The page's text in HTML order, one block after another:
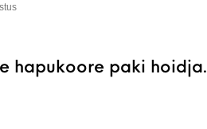
hapukoore paki hoidja.